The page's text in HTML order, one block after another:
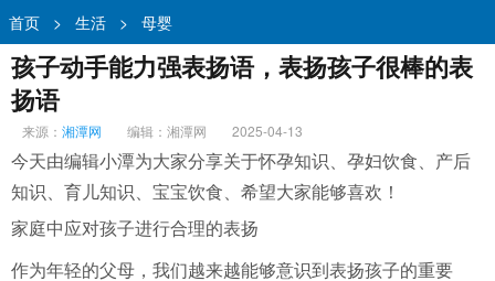
首页 > 生活 > 母婴
孩子动手能力强表扬语，表扬孩子很棒的表
扬语
来源： 湘潭网 编辑：湘潭网
2025-04-13
今天由编辑小潭为大家分享关于怀孕知识、孕妇饮食、产后
知识、育儿知识、宝宝饮食、希望大家能够喜欢！
家庭中应对孩子进行合理的表扬
作为年轻的父母，我们越来越能够意识到表扬孩子的重要